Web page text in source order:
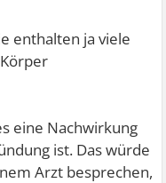
enthalten ja viele
eine Nachwirkung
ist. Das würde
Arzt besprechen,